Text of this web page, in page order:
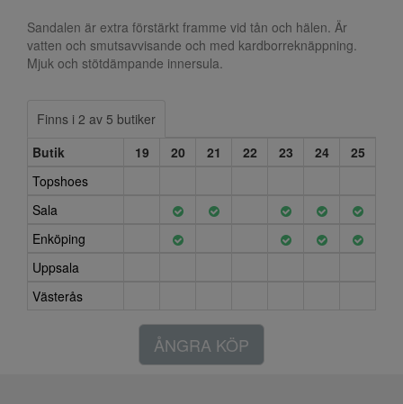
Sandalen är extra förstärkt framme vid tån och hälen. Är
vatten och smutsavvisande och med kardborreknäppning.
Mjuk och stötdämpande innersula.
Finns i 2 av 5 butiker
Butik
19 20 21 22 23 24
25
Topshoes
Sala
Enköping
Uppsala
Västerås
ÅNGRA KÖP